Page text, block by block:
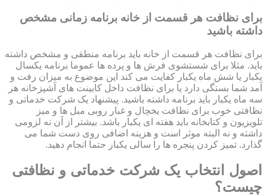
برای نظافت هر قسمت از خانه برنامه زمانی مشخص
داشته باشید
برای نظافت هر قسمت از خانه باید برنامه منطقی و مشخص داشته
باید. مثلا برای شستشوی فرش ها و پرده ها عموما برنامه یکسال
یکبار یا شش ماه یکبار کفایت می کند این موضوع به میزان رفت و
آمد شما بستگی دارد یا برای نظافت داخل کابینت های آشپزخانه هر
سه ماه یکبار باید برنامه داشته باشید. پیشنهاد یک شرکت خدماتی و
نظافتی خوب برای نظافت یخچال و غبار روبی مبل ها و میز
تلویزیون و کتابخانه باید هفته ای یکبار باشد. بیشتر از آن نه لزومی
داشته و نه البته موثر است و هزینه اضافی روی دست شما می
گذارد. تمیز کردن پنجره ها را سالی یکبار حتما انجام دهید.
اصول انتخاب یک شرکت خدماتی و نظافتی
چیست؟